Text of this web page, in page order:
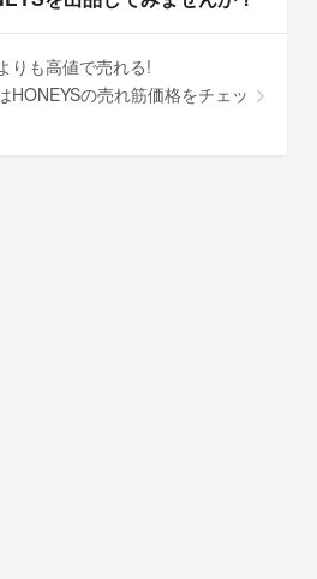
りも高値で売れる!
HONEYSの売れ筋価格をチェッ